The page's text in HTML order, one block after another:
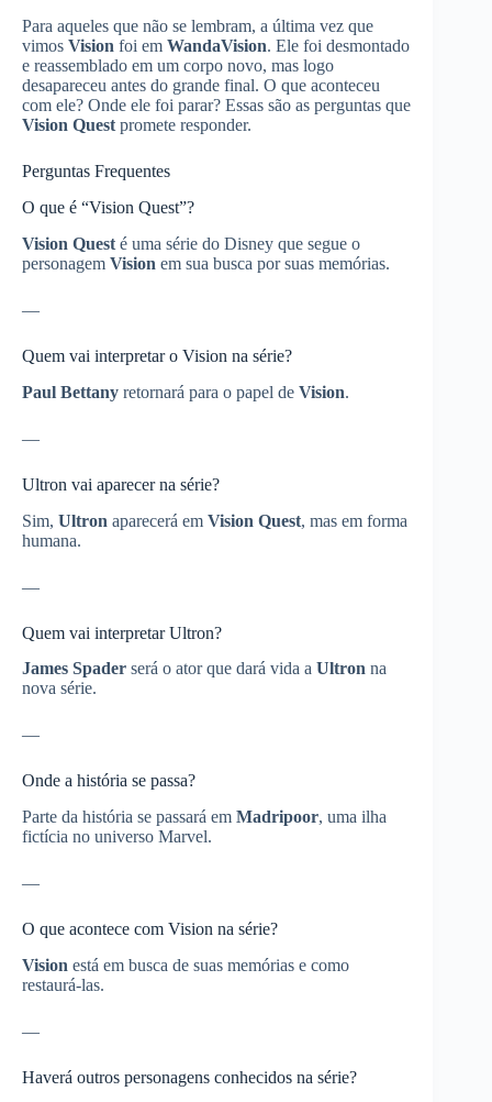
Para aqueles que não se lembram, a última vez que
vimos Vision foi em WandaVision. Ele foi desmontado
e reassemblado em um corpo novo, mas logo
desapareceu antes do grande final. O que aconteceu
com ele? Onde ele foi parar? Essas são as perguntas que
Vision Quest promete responder.
Perguntas Frequentes
O que é “Vision Quest”?
Vision Quest é uma série do Disney que segue o
personagem Vision em sua busca por suas memórias.
—
Quem vai interpretar o Vision na série?
Paul Bettany retornará para o papel de Vision.
—
Ultron vai aparecer na série?
Sim, Ultron aparecerá em Vision Quest, mas em forma
humana.
—
Quem vai interpretar Ultron?
James Spader será o ator que dará vida a Ultron na
nova série.
—
Onde a história se passa?
Parte da história se passará em Madripoor, uma ilha
fictícia no universo Marvel.
—
O que acontece com Vision na série?
Vision está em busca de suas memórias e como
restaurá-las.
—
Haverá outros personagens conhecidos na série?